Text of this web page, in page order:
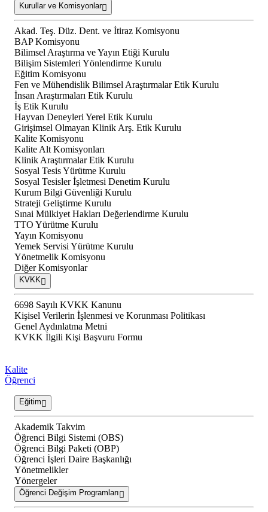
Kurullar ve Komisyonlar
Akad. Teş. Düz. Dent. ve İtiraz Komisyonu
BAP Komisyonu
Bilimsel Araştırma ve Yayın Etiği Kurulu
Bilişim Sistemleri Yönlendirme Kurulu
Eğitim Komisyonu
Fen ve Mühendislik Bilimsel Araştırmalar Etik Kurulu
İnsan Araştırmaları Etik Kurulu
İş Etik Kurulu
Hayvan Deneyleri Yerel Etik Kurulu
Girişimsel Olmayan Klinik Arş. Etik Kurulu
Kalite Komisyonu
Kalite Alt Komisyonları
Klinik Araştırmalar Etik Kurulu
Sosyal Tesis Yürütme Kurulu
Sosyal Tesisler İşletmesi Denetim Kurulu
Kurum Bilgi Güvenliği Kurulu
Strateji Geliştirme Kurulu
Sınai Mülkiyet Hakları Değerlendirme Kurulu
TTO Yürütme Kurulu
Yayın Komisyonu
Yemek Servisi Yürütme Kurulu
Yönetmelik Komisyonu
Diğer Komisyonlar
KVKK
6698 Sayılı KVKK Kanunu
Kişisel Verilerin İşlenmesi ve Korunması Politikası
Genel Aydınlatma Metni
KVKK İlgili Kişi Başvuru Formu
Kalite
Öğrenci
Eğitim
Akademik Takvim
Öğrenci Bilgi Sistemi (OBS)
Öğrenci Bilgi Paketi (OBP)
Öğrenci İşleri Daire Başkanlığı
Yönetmelikler
Yönergeler
Öğrenci Değişim Programları